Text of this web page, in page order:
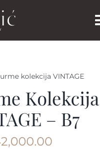
kolekcija VINTAGE
Kolekcija
– B7